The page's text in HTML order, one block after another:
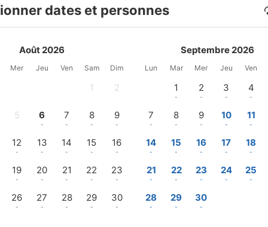
dates et personnes
Août 2026
Mer Jeu Ven Sam Dim
1 2
5 6
-
7
-
8
-
9
-
12
-
13
-
14
-
15
-
16
-
19
-
20
-
21
-
22
-
23
-
26
-
27
-
28
-
29
-
30
-
Septembre 2026
Lun Mar Mer Jeu Ven
1
-
2
-
3
-
4
-
7
-
8
-
9
-
10
-
11
-
14
-
15
-
16
-
17
-
18
-
21
-
22
-
23
-
24
-
25
-
28
-
29
-
30
-